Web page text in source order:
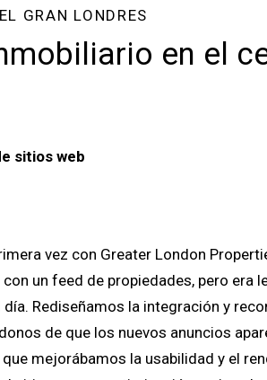
GRAN LONDRES
en el
sitios web
vez con Greater London
un feed de propiedades, pero era
día. Rediseñamos la integración y
de que los nuevos anuncios
mejorábamos la usabilidad y el